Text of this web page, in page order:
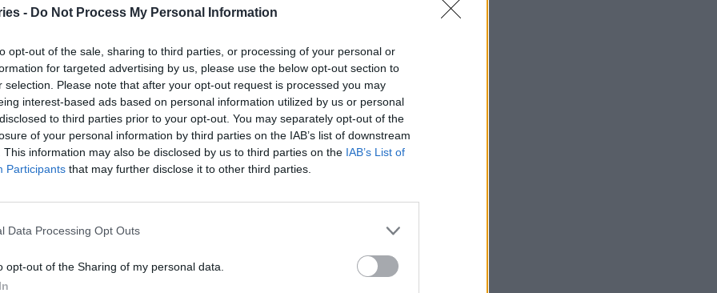
- Do Not Process My Personal Information
opt-out of the sale, sharing to third parties, or processing of your personal or
for targeted advertising by us, please use the below opt-out section to
selection. Please note that after your opt-out request is processed you may
interest-based ads based on personal information utilized by us or personal
to third parties prior to your opt-out. You may separately opt-out of the
of your personal information by third parties on the IAB’s list of downstream
This information may also be disclosed by us to third parties on the IAB’s List of
Participants that may further disclose it to other third parties.
Data Processing Opt Outs
opt-out of the Sharing of my personal data.
οι οποίοι έχουν κάνει το εμβόλιο,
όσοι μπορούν να πείσουν γονείς και
59.000 μαθητές. Στις ηλικίες 12 -14 ετών έχουν
ηλικίες 15 -17 ετών, πλήρως εμβολιασμένοι
κατάτι, εάν προσθέσουμε και τα
μέρες. Και πάλι, όμως, απέχουν πολύ από τον
και, δυστυχώς, θα δούμε πολλά
μόλις 729 εμβολιασμοί σε όλη τη χώρα.